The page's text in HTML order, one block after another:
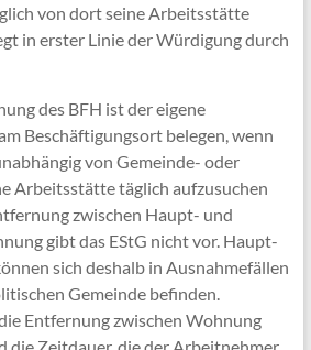
von dort seine Arbeitsstätte
in erster Linie der Würdigung durch
des BFH ist der eigene
Beschäftigungsort belegen, wenn
von Gemeinde- oder
Arbeitsstätte täglich aufzusuchen
zwischen Haupt- und
gibt das EStG nicht vor. Haupt-
sich deshalb in Ausnahmefällen
Gemeinde befinden.
Entfernung zwischen Wohnung